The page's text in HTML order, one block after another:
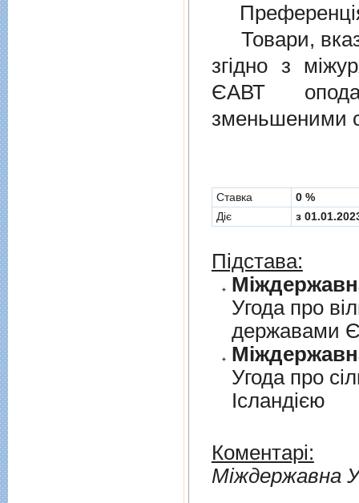
Товари,
згiдно з
ЄАВТ
зменьшеними
Cтавка
0 %
Діє
з
Підстава:
Угода про
державами
Угода про
Iсландiєю
Коментарі:
Мiждержавна